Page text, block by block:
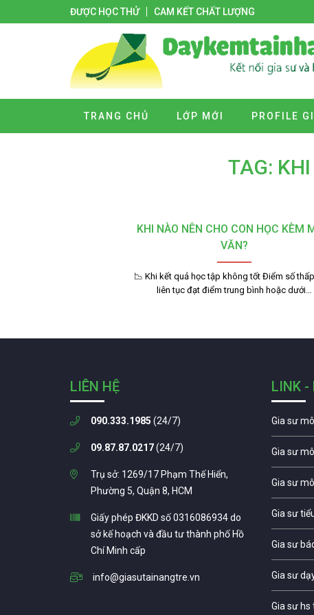
ĐƯỢC HỌC THỬ CAM KẾT CHẤT LƯỢNG
TRANG CHỦ LỚP MỚI PROFILE
TAG:
KHI NÀO NÊN CHO CON HỌC KÈM
VĂN?
📉 Khi kết quả học tập không tốt Điểm số
liên tục đạt điểm trung bình hoặc dưới…
LIÊN HỆ
090.333.1985 (24/7)
09.87.87.0217(24/7)
Trụ sở: 1269/17 Phạm Thế Hiển,
Phường 5, Quận 8, HCM
Giấy phép ĐKKD số 0316086934 do
sở kế hoạch và đầu tư thành phố Hồ
Chí Minh cấp
info@giasutainangtre.vn
LINK -
Gia sư
Gia sư
Gia sư
Gia sư
Gia sư
Gia sư
Gia sư